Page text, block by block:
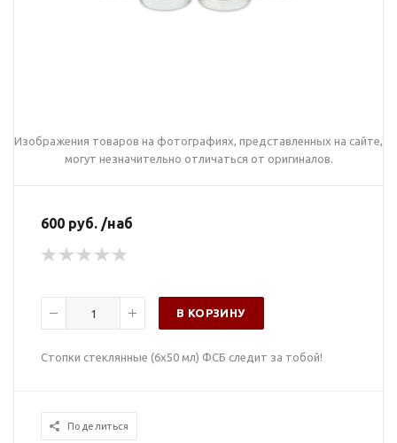
Изображения товаров на фотографиях, представленных на сайте,
могут незначительно отличаться от оригиналов.
600 руб. /наб
В КОРЗИНУ
Стопки стеклянные (6х50 мл) ФСБ следит за тобой!
Поделиться